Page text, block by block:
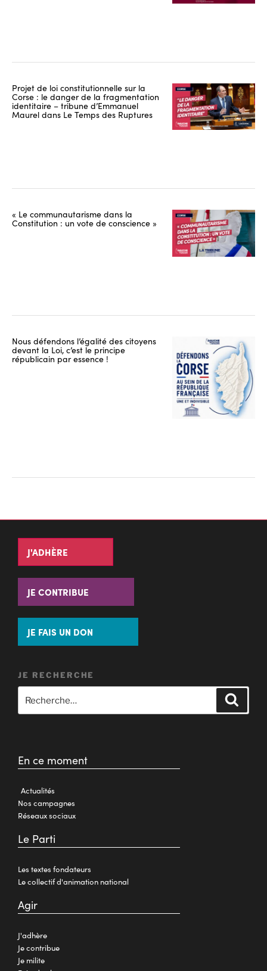
Projet de loi constitutionnelle sur la
Corse : le danger de la fragmentation
identitaire – tribune d’Emmanuel
Maurel dans Le Temps des Ruptures
« Le communautarisme dans la
Constitution : un vote de conscience »
Nous défendons l’égalité des citoyens
devant la Loi, c’est le principe
républicain par essence !
J'ADHÈRE
JE CONTRIBUE
JE FAIS UN DON
JE RECHERCHE
En ce moment
Actualités
Nos campagnes
Réseaux sociaux
Le Parti
Les textes fondateurs
Le collectif d'animation national
Agir
J'adhère
Je contribue
Je milite